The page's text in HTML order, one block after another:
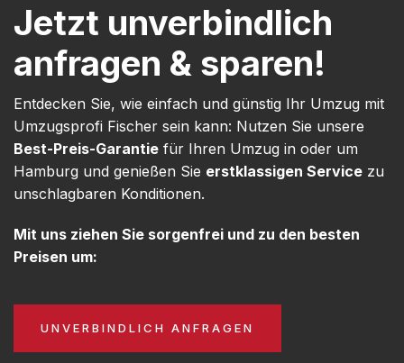
Jetzt unverbindlich
anfragen & sparen!
Entdecken Sie, wie einfach und günstig Ihr Umzug mit
Umzugsprofi Fischer sein kann: Nutzen Sie unsere
Best-Preis-Garantie für Ihren Umzug in oder um
Hamburg und genießen Sie erstklassigen Service zu
unschlagbaren Konditionen.
Mit uns ziehen Sie sorgenfrei und zu den besten
Preisen um:
UNVERBINDLICH ANFRAGEN